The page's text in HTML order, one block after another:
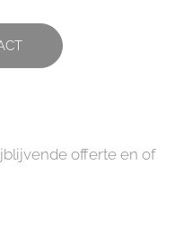
offerte en of